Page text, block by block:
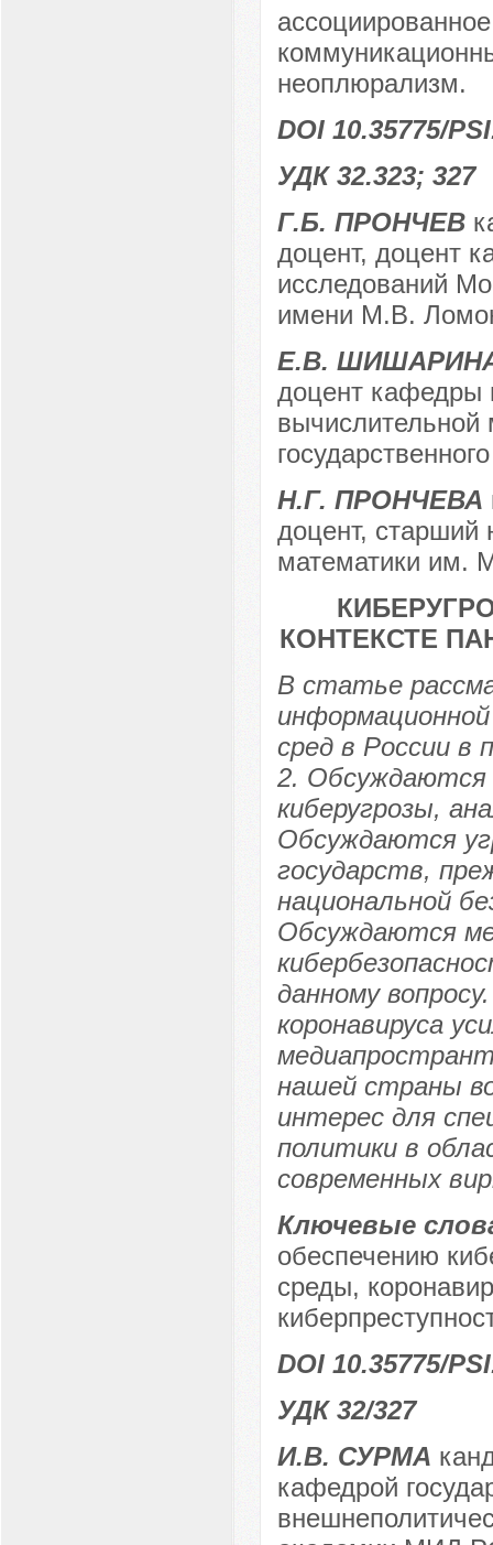
неоплюрализм.
DOI 10.35775/
УДК 32.323; 327
Г.Б. ПРОНЧЕВ
доцент, доцент
исследований
имени М.В.
Е.В.
доцент кафедры
вычислительной
Н.Г. ПРОНЧЕВА
доцент, старший
математики им.
КОНТЕКСТЕ
В статье
сред в России в
2. Обсуждаются
киберугрозы,
Обсуждаются
государств,
национальной
Обсуждаются
данному
коронавируса
нашей страны
интерес для
политики в
современных
Ключевые
обеспечению
среды,
DOI 10.35775/
УДК 32/327
И.В. СУРМА
кафедрой